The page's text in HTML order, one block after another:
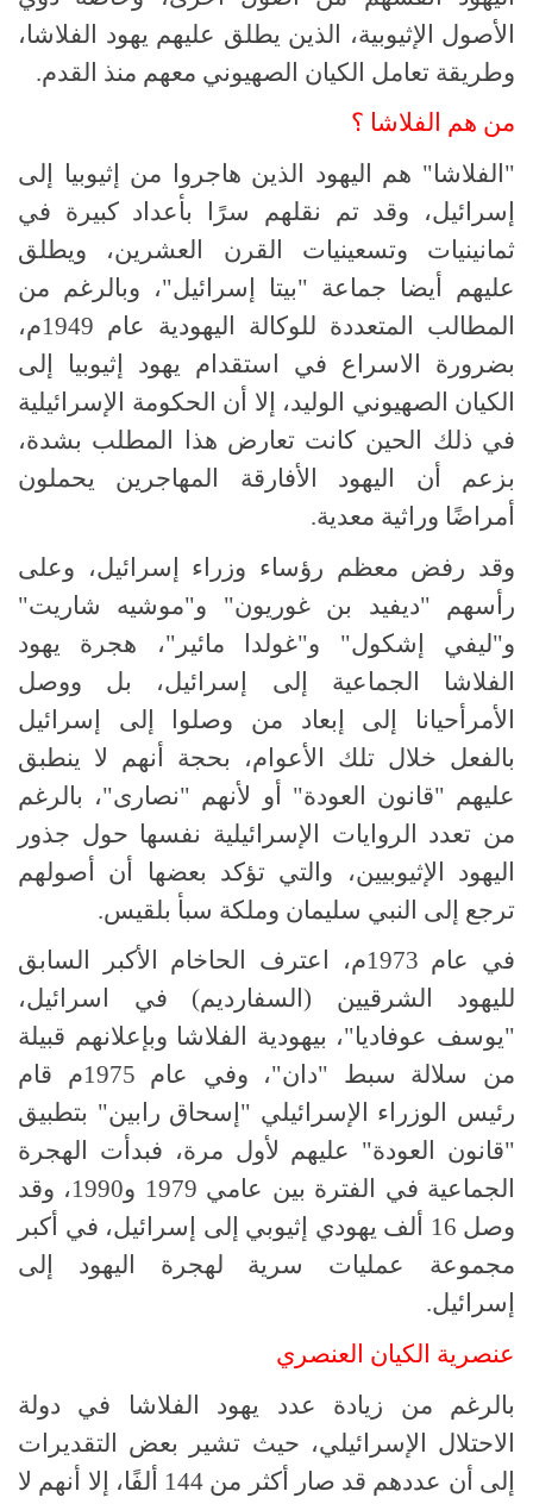
الأصول الإثيوبية، الذين يطلق عليهم يهود الفلاشا،
وطريقة تعامل الكيان الصهيوني معهم منذ القدم.
من هم الفلاشا ؟
"الفلاشا" هم اليهود الذين هاجروا من إثيوبيا إلى
إسرائيل، وقد تم نقلهم سرًا بأعداد كبيرة في
ثمانينيات وتسعينيات القرن العشرين، ويطلق
عليهم أيضا جماعة "بيتا إسرائيل"، وبالرغم من
المطالب المتعددة للوكالة اليهودية عام 1949م،
بضرورة الاسراع في استقدام يهود إثيوبيا إلى
الكيان الصهيوني الوليد، إلا أن الحكومة الإسرائيلية
في ذلك الحين كانت تعارض هذا المطلب بشدة،
بزعم أن اليهود الأفارقة المهاجرين يحملون
أمراضًا وراثية معدية.
وقد رفض معظم رؤساء وزراء إسرائيل، وعلى
رأسهم "ديفيد بن غوريون" و"موشيه شاريت"
و"ليفي إشكول" و"غولدا مائير"، هجرة يهود
الفلاشا الجماعية إلى إسرائيل، بل ووصل
الأمرأحيانا إلى إبعاد من وصلوا إلى إسرائيل
بالفعل خلال تلك الأعوام، بحجة أنهم لا ينطبق
عليهم "قانون العودة" أو لأنهم "نصارى"، بالرغم
من تعدد الروايات الإسرائيلية نفسها حول جذور
اليهود الإثيوبيين، والتي تؤكد بعضها أن أصولهم
ترجع إلى النبي سليمان وملكة سبأ بلقيس.
في عام 1973م، اعترف الحاخام الأكبر السابق
لليهود الشرقيين (السفارديم) في اسرائيل،
"يوسف عوفاديا"، بيهودية الفلاشا وبإعلانهم قبيلة
من سلالة سبط "دان"، وفي عام 1975م قام
رئيس الوزراء الإسرائيلي "إسحاق رابين" بتطبيق
"قانون العودة" عليهم لأول مرة، فبدأت الهجرة
الجماعية في الفترة بين عامي 1979 و1990، وقد
وصل 16 ألف يهودي إثيوبي إلى إسرائيل، في أكبر
مجموعة عمليات سرية لهجرة اليهود إلى
إسرائيل.
عنصرية الكيان العنصري
بالرغم من زيادة عدد يهود الفلاشا في دولة
الاحتلال الإسرائيلي، حيث تشير بعض التقديرات
إلى أن عددهم قد صار أكثر من 144 ألفًا، إلا أنهم لا